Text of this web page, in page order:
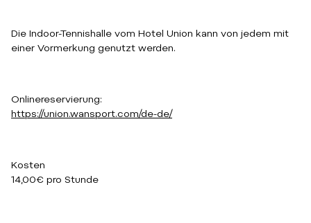
Die Indoor-Tennishalle vom Hotel Union kann von jedem mit
einer Vormerkung genutzt werden.
Onlinereservierung:
https://union.wansport.com/de-de/
Kosten
14,00€ pro Stunde